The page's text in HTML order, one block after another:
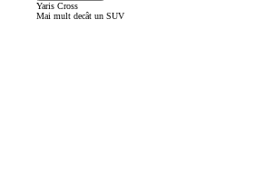
Yaris Cross
Mai mult decât un SUV